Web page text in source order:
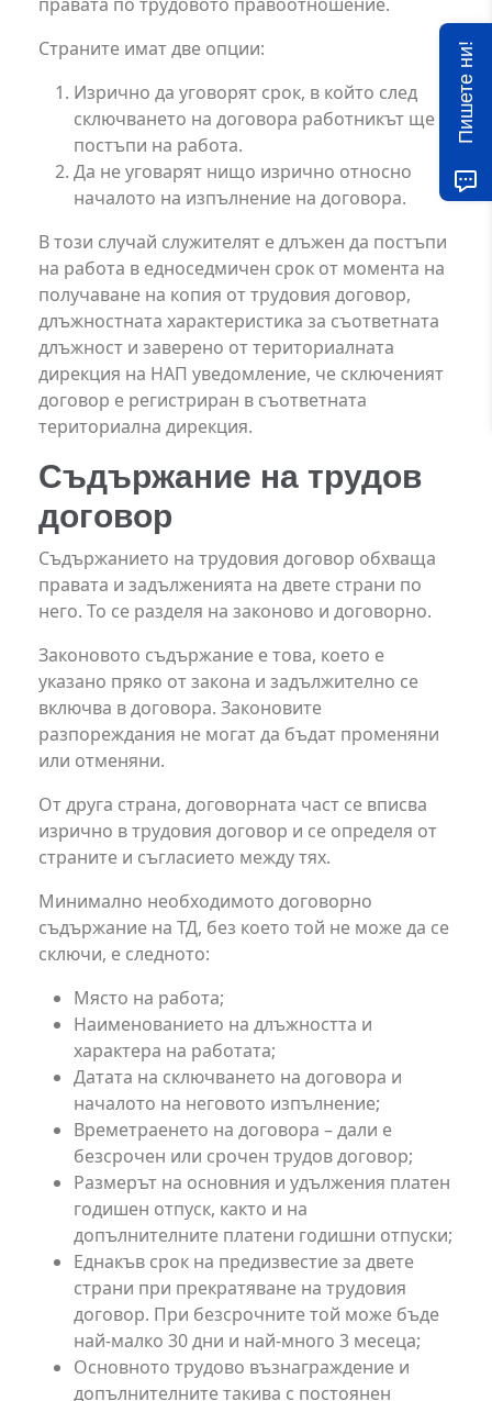
Страните имат две опции:
Изрично да уговорят срок, в който след
сключването на договора работникът ще
постъпи на работа.
Да не уговарят нищо изрично относно
началото на изпълнение на договора.
В този случай служителят е длъжен да постъпи
на работа в едноседмичен срок от момента на
получаване на копия от трудовия договор,
длъжностната характеристика за съответната
длъжност и заверено от териториалната
дирекция на НАП уведомление, че сключеният
договор е регистриран в съответната
териториална дирекция.
Съдържание на трудов
договор
Съдържанието на трудовия договор обхваща
правата и задълженията на двете страни по
него. То се разделя на законово и договорно.
Законовото съдържание е това, което е
указано пряко от закона и задължително се
включва в договора. Законовите
разпореждания не могат да бъдат променяни
или отменяни.
От друга страна, договорната част се вписва
изрично в трудовия договор и се определя от
страните и съгласието между тях.
Минимално необходимото договорно
съдържание на ТД, без което той не може да се
сключи, е следното:
Място на работа;
Наименованието на длъжността и
характера на работата;
Датата на сключването на договора и
началото на неговото изпълнение;
Времетраенето на договора – дали е
безсрочен или срочен трудов договор;
Размерът на основния и удължения платен
годишен отпуск, както и на
допълнителните платени годишни отпуски;
Еднакъв срок на предизвестие за двете
страни при прекратяване на трудовия
договор. При безсрочните той може бъде
най-малко 30 дни и най-много 3 месеца;
Основното трудово възнаграждение и
допълнителните такива с постоянен
Пишете ни!